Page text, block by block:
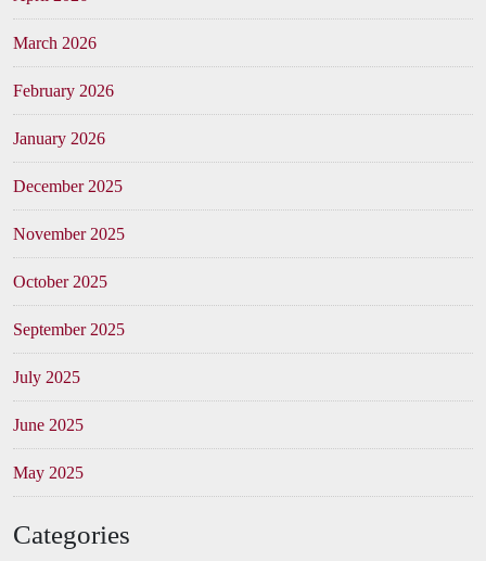
March 2026
February 2026
January 2026
December 2025
November 2025
October 2025
September 2025
July 2025
June 2025
May 2025
Categories